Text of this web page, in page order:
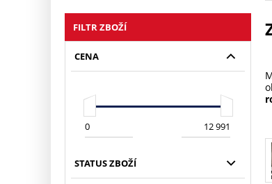
FILTR ZBOŽÍ
CENA
STATUS ZBOŽÍ